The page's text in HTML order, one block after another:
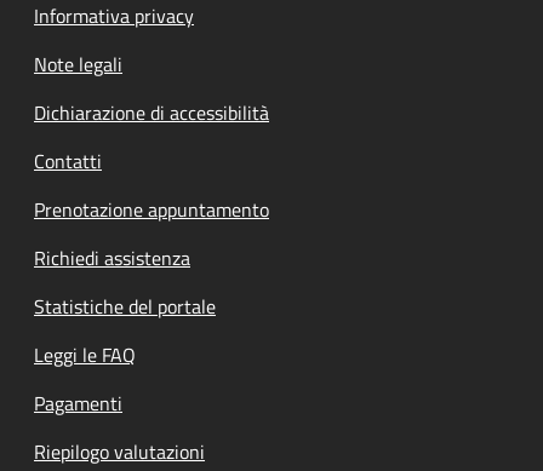
Informativa privacy
Note legali
Dichiarazione di accessibilità
Contatti
Prenotazione appuntamento
Richiedi assistenza
Statistiche del portale
Leggi le FAQ
Pagamenti
Riepilogo valutazioni